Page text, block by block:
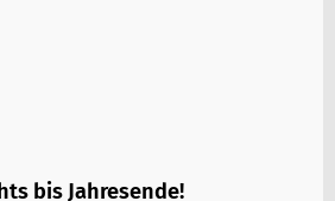
bis Jahresende!